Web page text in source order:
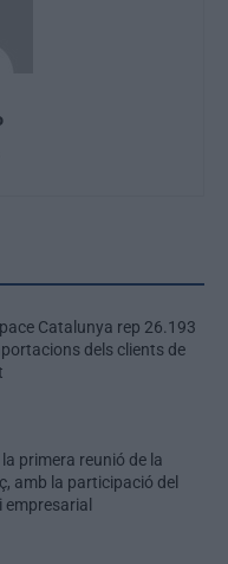
Catalunya rep 26.193
dels clients de
primera reunió de la
amb la participació del
empresarial